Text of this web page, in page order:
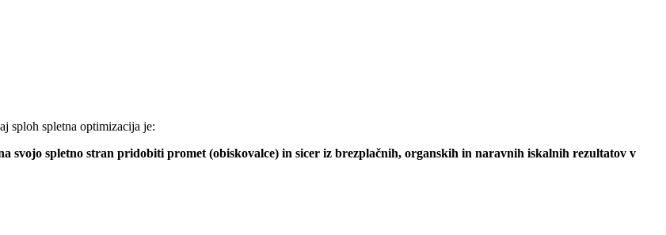
sploh spletna optimizacija je:
svojo spletno stran pridobiti promet (obiskovalce) in sicer iz brezplačnih, organskih in naravnih iskalnih rezultatov v